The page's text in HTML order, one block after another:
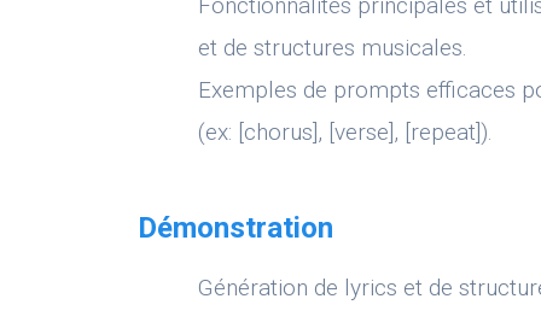
et de structures musicales.
Exemples de prompts efficaces
(ex: [chorus], [verse], [repeat]).
Démonstration
Génération de lyrics et de